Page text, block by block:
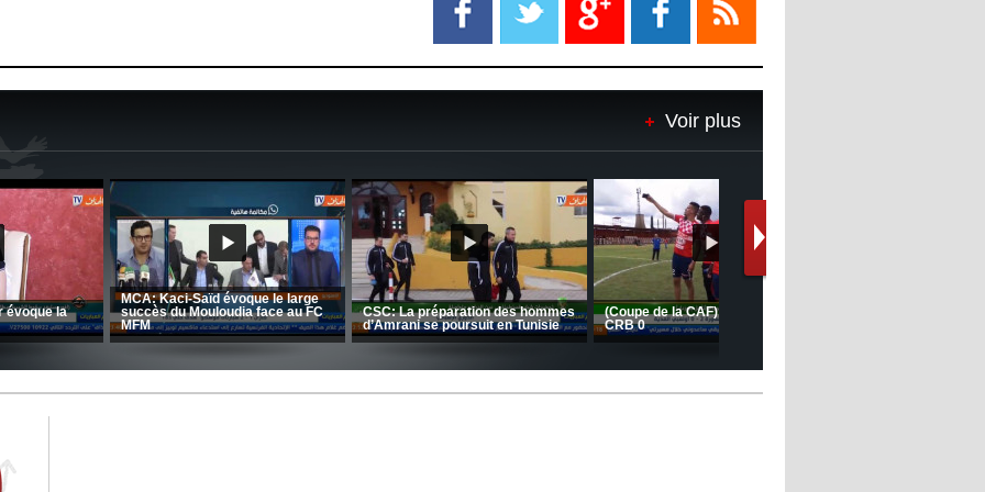
Le Barça savoure sa première
place et chambre le Real Madrid
de matchs"
- 2022/11/06
Real : Les dirigeants veulent le
départ d'Hazard cet hiver
Voir plus
Le message de Delort, Benrahma
et Belkebla à l'occasion du "Big
Day de vaccination"
Entretien avec Moulay Haddou
CRB: Entretien avec Toufik
Korichi